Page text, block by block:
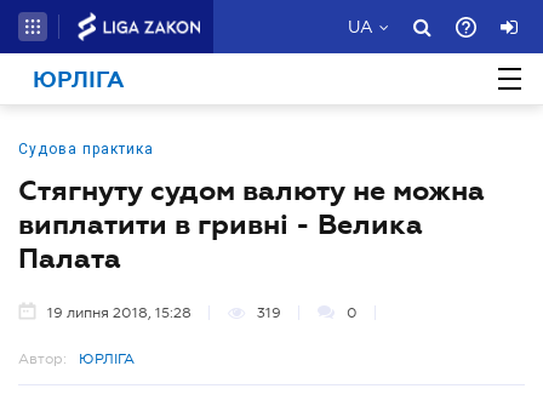
UA
ЮРЛІГА
Судова практика
Стягнуту судом валюту не можна
виплатити в гривні - Велика
Палата
19 липня 2018, 15:28 319 0
Автор: ЮРЛІГА